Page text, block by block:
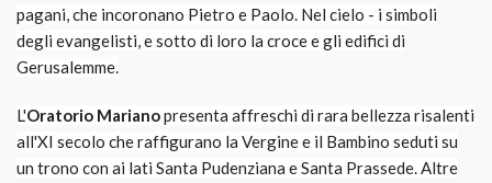
pagani, che incoronano Pietro e Paolo. Nel cielo - i simboli
degli evangelisti, e sotto di loro la croce e gli edifici di
Gerusalemme.
L'Oratorio Marianopresenta affreschi di rara bellezza risalenti
all'XI secolo che raffigurano la Vergine e il Bambino seduti su
un trono con ai lati Santa Pudenziana e Santa Prassede. Altre